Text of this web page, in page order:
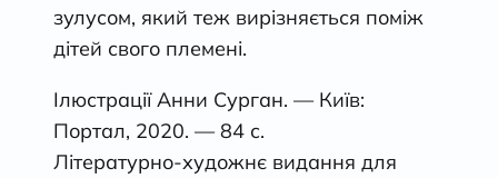
зулусом, який теж вирізняється поміж
дітей свого племені.
Ілюстрації Анни Сурган. — Київ:
Портал, 2020. — 84 с.
Літературно-художнє видання для